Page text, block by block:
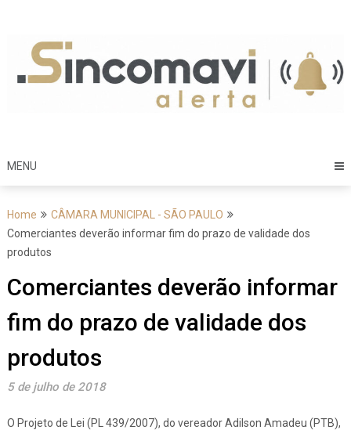
content
MENU
Home
CÂMARA MUNICIPAL - SÃO PAULO
Comerciantes deverão informar fim do prazo de validade dos
produtos
Comerciantes deverão informar
fim do prazo de validade dos
produtos
5 de julho de 2018
O Projeto de Lei (PL 439/2007), do vereador Adilson Amadeu (PTB),